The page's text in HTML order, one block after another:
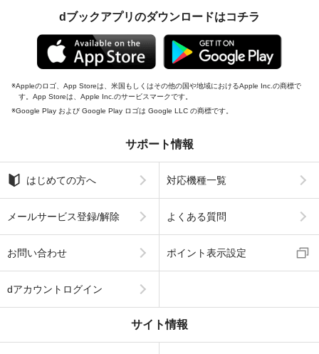
dブックアプリのダウンロードはコチラ
Appleのロゴ、App Storeは、米国もしくはその他の国や地域におけるApple Inc.の商標で
す。App Storeは、Apple Inc.のサービスマークです。
Google Play および Google Play ロゴは Google LLC の商標です。
サポート情報
はじめての方へ 対応機種一覧
メールサービス登録/解除 よくある質問
お問い合わせ ポイント表示設定
dアカウントログイン
サイト情報